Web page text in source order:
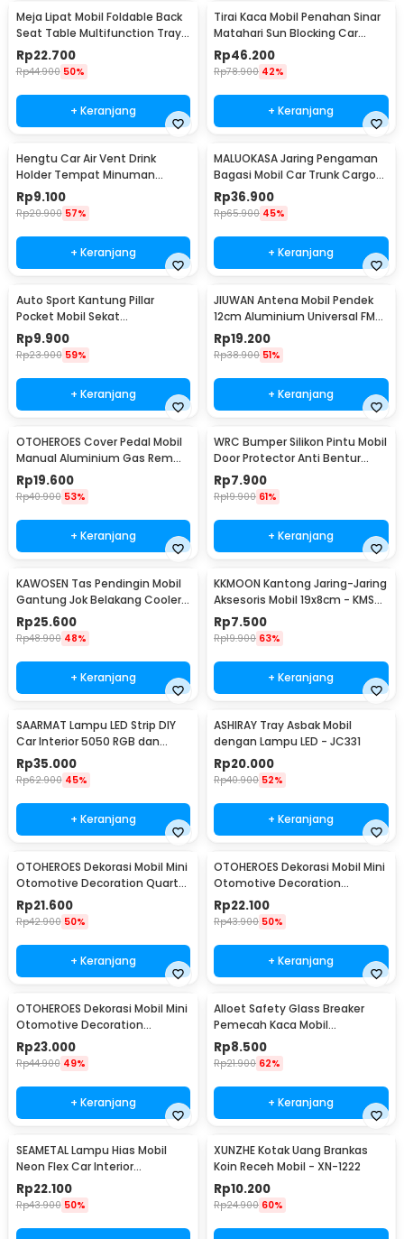
Meja Lipat Mobil Foldable Back
Seat Table Multifunction Tray -
JH-924
Rp22.700
Rp44.900 50%
+ Keranjang
Tirai Kaca Mobil Penahan Sinar
Matahari Sun Blocking Car
Curtain 2 PCS - 851
Rp46.200
Rp78.900 42%
+ Keranjang
Hengtu Car Air Vent Drink
Holder Tempat Minuman
Kaleng Mobil - KMS-53
Rp9.100
Rp20.900 57%
+ Keranjang
MALUOKASA Jaring Pengaman
Bagasi Mobil Car Trunk Cargo
Net 120x40cm - QM4051
Rp36.900
Rp65.900 45%
+ Keranjang
Auto Sport Kantung Pillar
Pocket Mobil Sekat
Penyimpanan Barang - KMS-
933
Rp9.900
Rp23.900 59%
+ Keranjang
JIUWAN Antena Mobil Pendek
12cm Aluminium Universal FM
AM Ulir M5 M6 - W2C
Rp19.200
Rp38.900 51%
+ Keranjang
OTOHEROES Cover Pedal Mobil
Manual Aluminium Gas Rem
Kopling Universal - XB-373
Rp19.600
Rp40.900 53%
+ Keranjang
WRC Bumper Silikon Pintu Mobil
Door Protector Anti Bentur
Gores 4 PCS - HT-0010
Rp7.900
Rp19.900 61%
+ Keranjang
KAWOSEN Tas Pendingin Mobil
Gantung Jok Belakang Cooler
Organizer 9L - ST-F38
Rp25.600
Rp48.900 48%
+ Keranjang
KKMOON Kantong Jaring-Jaring
Aksesoris Mobil 19x8cm - KMS-
6888
Rp7.500
Rp19.900 63%
+ Keranjang
SAARMAT Lampu LED Strip DIY
Car Interior 5050 RGB dan
Remot Kontrol - APWD1
Rp35.000
Rp62.900 45%
+ Keranjang
ASHIRAY Tray Asbak Mobil
dengan Lampu LED - JC331
Rp20.000
Rp40.900 52%
+ Keranjang
OTOHEROES Dekorasi Mobil Mini
Otomotive Decoration Quartz
Clock - Q194
Rp21.600
Rp42.900 50%
+ Keranjang
OTOHEROES Dekorasi Mobil Mini
Otomotive Decoration
Hygrometer - Q194
Rp22.100
Rp43.900 50%
+ Keranjang
OTOHEROES Dekorasi Mobil Mini
Otomotive Decoration
Thermometer - Q194
Rp23.000
Rp44.900 49%
+ Keranjang
Alloet Safety Glass Breaker
Pemecah Kaca Mobil
Multifungsi - OD-0173
Rp8.500
Rp21.900 62%
+ Keranjang
SEAMETAL Lampu Hias Mobil
Neon Flex Car Interior
Cigarette Plug 12V 3M - TB307
Rp22.100
Rp43.900 50%
XUNZHE Kotak Uang Brankas
Koin Receh Mobil - XN-1222
Rp10.200
Rp24.900 60%